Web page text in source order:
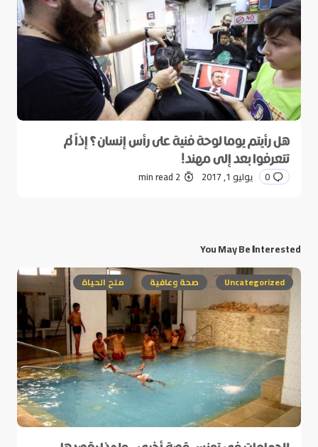
هل رأيتم يوما لوحة فنية على رأس إنسان؟ إذاً لم
تتعرفوا بعد إلى مهند!
0 يوليو 1, 2017 2 min read
You May Be Interested
Uncategorized صحة وعافية ملح الحياة